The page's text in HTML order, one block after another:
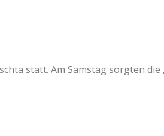
statt. Am Samstag sorgten